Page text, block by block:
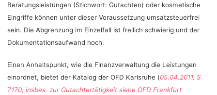
Beratungsleistungen (Stichwort: Gutachten) oder kosmetische
Eingriffe können unter dieser Voraussetzung umsatzsteuerfrei
sein. Die Abgrenzung im Einzelfall ist freilich schwierig und der
Dokumentationsaufwand hoch.
Einen Anhaltspunkt, wie die Finanzverwaltung die Leistungen
einordnet, bietet der Katalog der OFD Karlsruhe (05.04.2011, S
7170; insbes. zur Gutachtertätigkeit siehe OFD Frankfurt